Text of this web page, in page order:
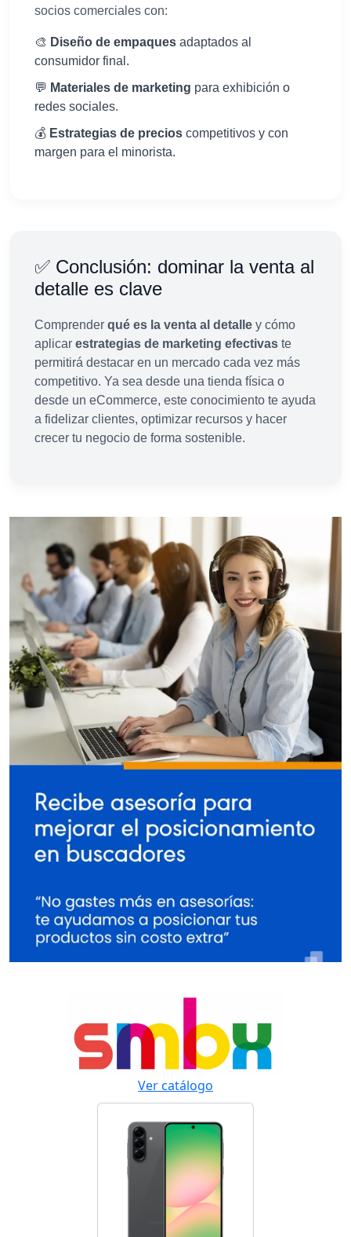
socios comerciales con:
🎨 Diseño de empaques adaptados al
consumidor final.
💬 Materiales de marketing para exhibición o
redes sociales.
💰 Estrategias de precios competitivos y con
margen para el minorista.
✅ Conclusión: dominar la venta al
detalle es clave
Comprender qué es la venta al detalle y cómo
aplicar estrategias de marketing efectivas te
permitirá destacar en un mercado cada vez más
competitivo. Ya sea desde una tienda física o
desde un eCommerce, este conocimiento te ayuda
a fidelizar clientes, optimizar recursos y hacer
crecer tu negocio de forma sostenible.
Ver catálogo